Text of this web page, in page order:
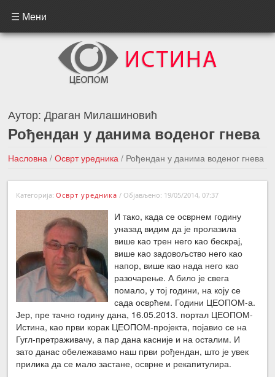
☰ Мени
Аутор:Драган Милашиновић
Рођендан у данима воденог гнева
Насловна / Осврт уредника / Рођендан у данима воденог гнева
←Претходна вест
Следећа вест →
Категорија:Осврт уредника / Објављено: 19/05/2014, 07:37
И тако, када се осврнем годину
уназад видим да је пролазила
више као трен него као бескрај,
више као задовољство него као
напор, више као нада него као
разочарење. А било је свега
помало, у тој години, на коју се
сада осврћем. Години ЦЕОПОМ-а.
Јер, пре тачно годину дана, 16.05.2013. портал ЦЕОПОМ-
Истина, као први корак ЦЕОПОМ-пројекта, појавио се на
Гугл-претраживачу, а пар дана касније и на осталим. И
зато данас обележавамо наш први рођендан, што је увек
прилика да се мало застане, осврне и рекапитулира.